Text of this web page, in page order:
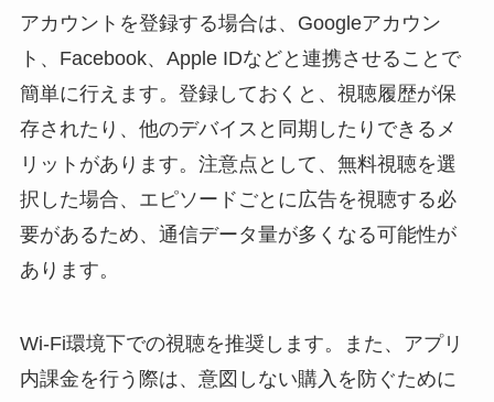
アカウントを登録する場合は、Googleアカウン
ト、Facebook、Apple IDなどと連携させることで
簡単に行えます。登録しておくと、視聴履歴が保
存されたり、他のデバイスと同期したりできるメ
リットがあります。注意点として、無料視聴を選
択した場合、エピソードごとに広告を視聴する必
要があるため、通信データ量が多くなる可能性が
あります。
Wi-Fi環境下での視聴を推奨します。また、アプリ
内課金を行う際は、意図しない購入を防ぐために